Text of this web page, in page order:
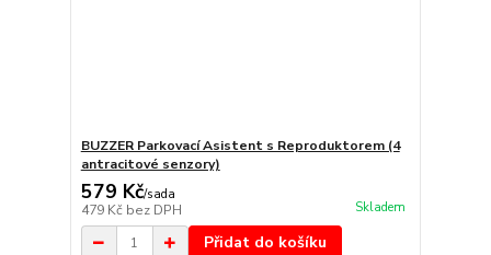
BUZZER Parkovací Asistent s Reproduktorem (4
antracitové senzory)
579 Kč/sada
479 Kč bez DPH Skladem
Přidat do košíku